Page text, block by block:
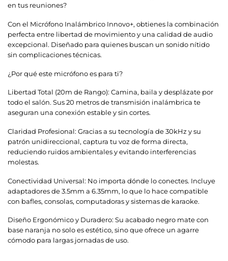
en tus reuniones?
Con el Micrófono Inalámbrico Innovo+, obtienes la combinación
perfecta entre libertad de movimiento y una calidad de audio
excepcional. Diseñado para quienes buscan un sonido nítido
sin complicaciones técnicas.
¿Por qué este micrófono es para ti?
Libertad Total (20m de Rango): Camina, baila y desplázate por
todo el salón. Sus 20 metros de transmisión inalámbrica te
aseguran una conexión estable y sin cortes.
Claridad Profesional: Gracias a su tecnología de 30kHz y su
patrón unidireccional, captura tu voz de forma directa,
reduciendo ruidos ambientales y evitando interferencias
molestas.
Conectividad Universal: No importa dónde lo conectes. Incluye
adaptadores de 3.5mm a 6.35mm, lo que lo hace compatible
con bafles, consolas, computadoras y sistemas de karaoke.
Diseño Ergonómico y Duradero: Su acabado negro mate con
base naranja no solo es estético, sino que ofrece un agarre
cómodo para largas jornadas de uso.